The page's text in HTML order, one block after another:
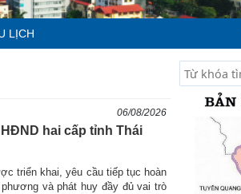
LỊCH
06/08/2026
hai cấp tỉnh Thái
triển khai, yêu cầu tiếp tục hoàn
và phát huy đầy đủ vai trò